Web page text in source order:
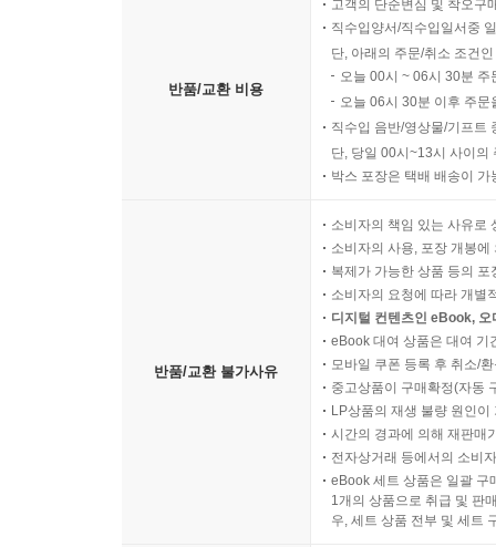
반품/교환 비용
고객의 단순변심 및 착오구
직수입양서/직수입일서중
단, 아래의 주문/취소 조건
오늘 00시 ~ 06시 30분
오늘 06시 30분 이후 주
직수입 음반/영상물/기프트
단, 당일 00시~13시 사이의
박스 포장은 택배 배송이
반품/교환 불가사유
소비자의 책임 있는 사유로
소비자의 사용, 포장 개봉
복제가 가능한 상품 등의
소비자의 요청에 따라 개별
디지털 컨텐츠인 eBook,
eBook 대여 상품은 대여 기
모바일 쿠폰 등록 후 취소/
중고상품이 구매확정(자동
LP상품의 재생 불량 원인
시간의 경과에 의해 재판매
전자상거래 등에서의 소비
eBook 세트 상품은 일괄 구
1개의 상품으로 취급 및 판
우, 세트 상품 전부 및 세트